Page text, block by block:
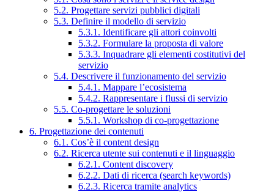
5.2. Progettare servizi pubblici digitali
5.3. Definire il modello di servizio
5.3.1. Identificare gli attori coinvolti
5.3.2. Formulare la proposta di valore
5.3.3. Inquadrare gli elementi costitutivi del
servizio
5.4. Descrivere il funzionamento del servizio
5.4.1. Mappare l’ecosistema
5.4.2. Rappresentare i flussi di servizio
5.5. Co-progettare le soluzioni
5.5.1. Workshop di co-progettazione
6. Progettazione dei contenuti
6.1. Cos’è il content design
6.2. Ricerca utente sui contenuti e il linguaggio
6.2.1. Content discovery
6.2.2. Dati di ricerca (search keywords)
6.2.3. Ricerca tramite analytics